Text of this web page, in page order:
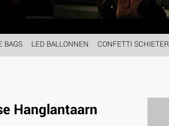
BAGS LED BALLONNEN CONFETTI SCHIETER
Hanglantaarn